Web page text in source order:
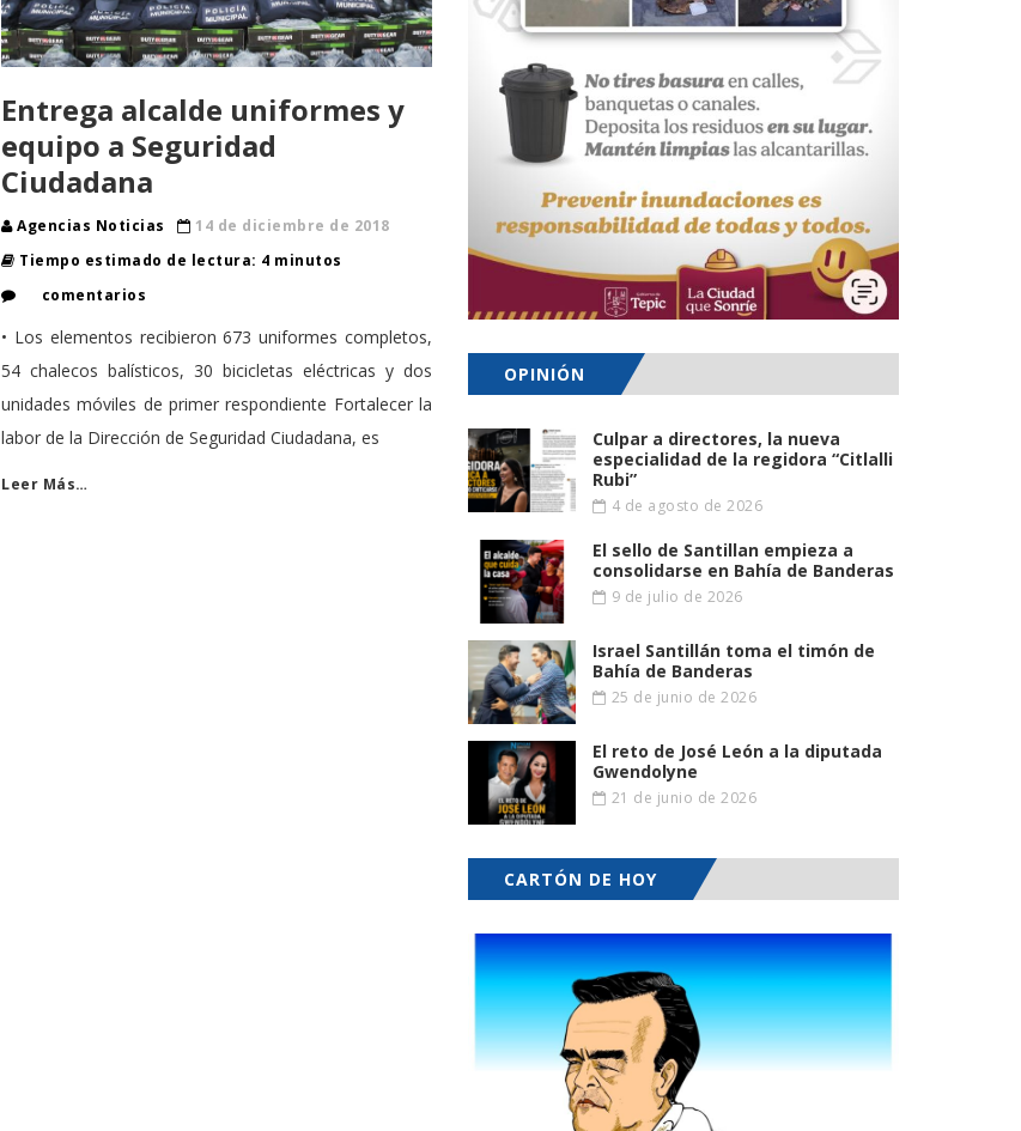
Entrega alcalde uniformes y
equipo a Seguridad
Ciudadana
Agencias Noticias
14 de diciembre de 2018
Tiempo estimado de lectura: 4 minutos
comentarios
• Los elementos recibieron 673 uniformes completos,
54 chalecos balísticos, 30 bicicletas eléctricas y dos
unidades móviles de primer respondiente Fortalecer la
labor de la Dirección de Seguridad Ciudadana, es
Leer Más…
OPINIÓN
Culpar a directores, la nueva
especialidad de la regidora “Citlalli
Rubi”
4 de agosto de 2026
El sello de Santillan empieza a
consolidarse en Bahía de Banderas
9 de julio de 2026
Israel Santillán toma el timón de
Bahía de Banderas
25 de junio de 2026
El reto de José León a la diputada
Gwendolyne
21 de junio de 2026
CARTÓN DE HOY